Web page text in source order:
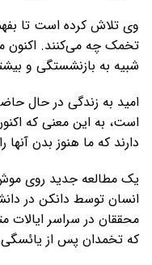
وی تلاش کرده است تا
تخمک چه می‌کنند. اکنون
شبیه به بازنشستگی و
امید به زندگی در حال
است، به این معنی که
دارند که ما هنوز بدن
یک مطالعه جدید روی
انسان توسط دانکن در
محققان در سراسر
که تخمدان پس از